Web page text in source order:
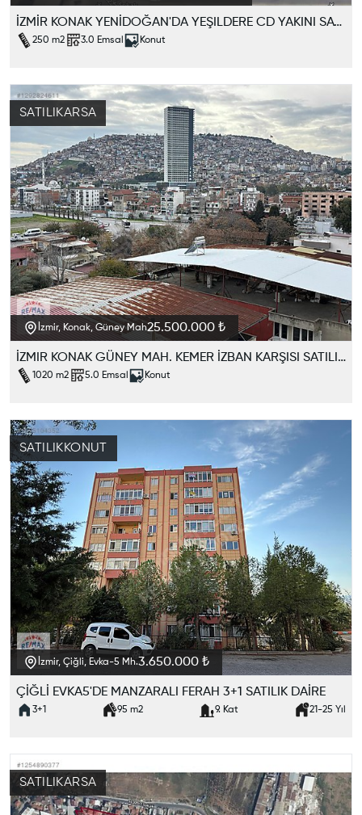
İZMİR KONAK YENİDOĞAN'DA YEŞILDERE CD YAKINI SATILIK ARSA
250 m2 3.0 Emsal Konut
İzmir, Konak, Güney Mah25.500.000 ₺
İZMIR KONAK GÜNEY MAH. KEMER İZBAN KARŞISI SATILIK IMARLI ARSA
1020 m2 5.0 Emsal Konut
SATILIKARSA
İzmir, Çiğli, Evka-5 Mh.3.650.000 ₺
ÇİĞLİ EVKA5'DE MANZARALI FERAH 3+1 SATILIK DAİRE
3+1 95 m2 9. Kat 21-25 Yıl
SATILIKKONUT
SATILIKARSA